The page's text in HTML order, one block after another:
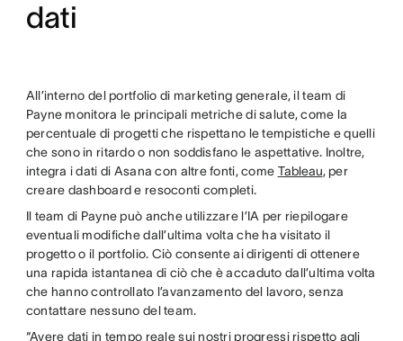
dati
All’interno del portfolio di marketing generale, il team di
Payne monitora le principali metriche di salute, come la
percentuale di progetti che rispettano le tempistiche e quelli
che sono in ritardo o non soddisfano le aspettative. Inoltre,
integra i dati di Asana con altre fonti, come Tableau, per
creare dashboard e resoconti completi.
Il team di Payne può anche utilizzare l’IA per riepilogare
eventuali modifiche dall’ultima volta che ha visitato il
progetto o il portfolio. Ciò consente ai dirigenti di ottenere
una rapida istantanea di ciò che è accaduto dall’ultima volta
che hanno controllato l’avanzamento del lavoro, senza
contattare nessuno del team.
“Avere dati in tempo reale sui nostri progressi rispetto agli